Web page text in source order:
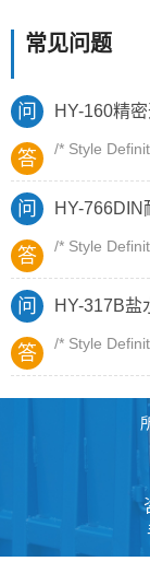
常见问题
问 HY-160精
答
问 HY-766DIN
答
问 HY-317B盐
答